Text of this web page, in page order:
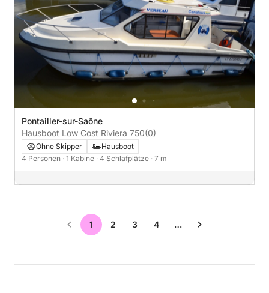
Pontailler-sur-Saône
Hausboot Low Cost Riviera 750(0)
Ohne Skipper
Hausboot
4 Personen · 1 Kabine · 4 Schlafplätze · 7 m
1 2 3 4 …